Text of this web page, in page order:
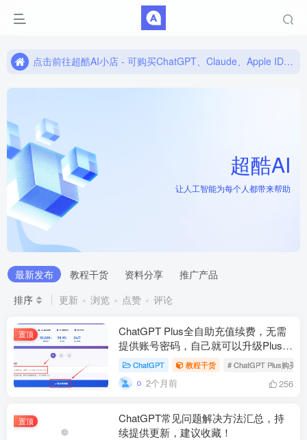
点击前往超酷AI小店 - 可购买ChatGPT、Claude、Apple ID账号！
点击前往超酷AI小店 - 可购买ChatGPT、Claude、Apple ID账号！
超酷AI
让人工智能为每个人都带来帮助
超酷AI
让人工智能为每个人都带来帮助
最新发布 教程干货 资料分享
推广产品
排序
更新 浏览 点赞 评论
置顶
ChatGPT Plus全自助充值续费，无需
提供账号密码，自己就可以升级Plus会
员！ChatGPT 教程干货 # ChatGPT Plus购买
2个月前 256
置顶
ChatGPT常见问题解决方法汇总，持
续提供更新，建议收藏！